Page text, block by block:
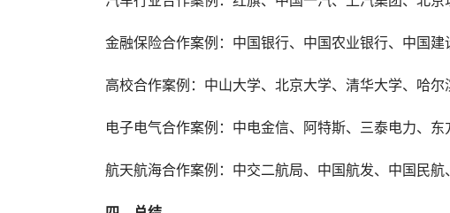
金融保险合作案例：中国银行、中国农业银行、中国建
高校合作案例：中山大学、北京大学、清华大学、哈尔
电子电气合作案例：中电金信、阿特斯、三泰电力、东
航天航海合作案例：中交二航局、中国航发、中国民航